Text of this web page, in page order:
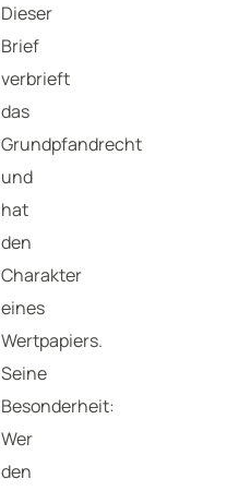
Dieser
Brief
verbrieft
das
Grundpfandrecht
und
hat
den
Charakter
eines
Wertpapiers.
Seine
Besonderheit:
Wer
den